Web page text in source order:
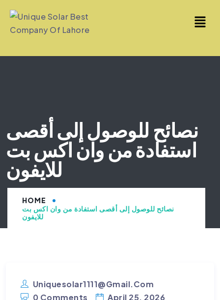
نصائح للوصول إلى أقصى
استفادة من وان اكس بت
للايفون
HOME
نصائح للوصول إلى أقصى استفادة من وان اكس بت
للايفون
Uniquesolar1111@gmail.com
0 Comments
April 25, 2026